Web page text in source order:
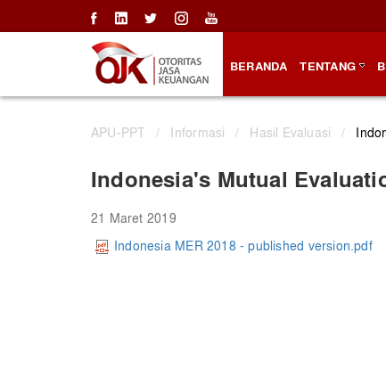
BERANDA TENTANG
APU-PPT / Informasi / Hasil Evaluasi /
Indonesia's Mutual
21 Maret 2019
Indonesia MER 2018 - published version.pdf